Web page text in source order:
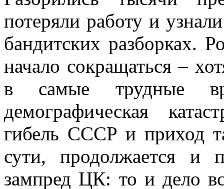
потеряли работу и
бандитских разборках.
начало сокращаться –
в самые трудные
демографическая
гибель СССР и приход
сути, продолжается и
зампред ЦК: то и дело